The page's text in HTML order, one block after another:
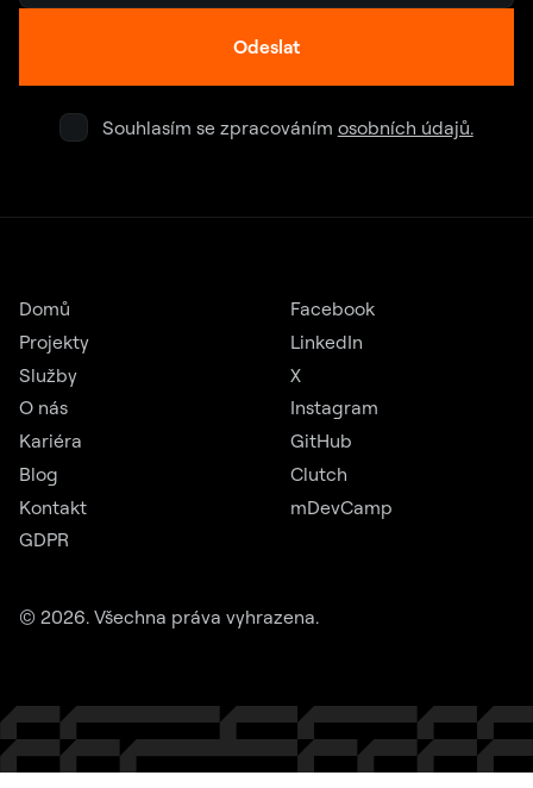
Odeslat
Souhlasím se zpracováním osobních údajů.
© 2026. Všechna práva vyhrazena.
Domů
Projekty
Služby
O nás
Kariéra
Blog
Kontakt
GDPR
Facebook
LinkedIn
X
Instagram
GitHub
Clutch
mDevCamp